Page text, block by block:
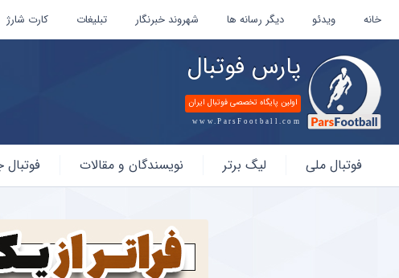
خانه ویدئو دیگر رسانه ها شهروند خبرنگار تبلیغات کارت شارژ
پارس فوتبال
اولین پایگاه تخصصی فوتبال ایران
www.ParsFootball.com
فوتبال
فوتبال ملی لیگ برتر نویسندگان و مقالات فوتبال